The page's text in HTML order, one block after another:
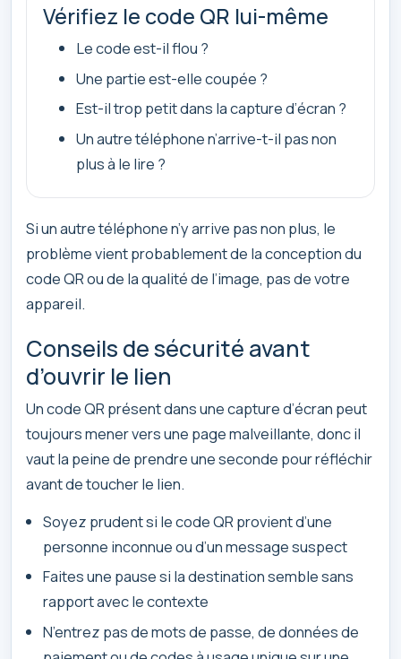
Vérifiez le code QR lui-même
Le code est-il flou ?
Une partie est-elle coupée ?
Est-il trop petit dans la capture d’écran ?
Un autre téléphone n’arrive-t-il pas non
plus à le lire ?
Si un autre téléphone n’y arrive pas non plus, le
problème vient probablement de la conception du
code QR ou de la qualité de l’image, pas de votre
appareil.
Conseils de sécurité avant
d’ouvrir le lien
Un code QR présent dans une capture d’écran peut
toujours mener vers une page malveillante, donc il
vaut la peine de prendre une seconde pour réfléchir
avant de toucher le lien.
Soyez prudent si le code QR provient d’une
personne inconnue ou d’un message suspect
Faites une pause si la destination semble sans
rapport avec le contexte
N’entrez pas de mots de passe, de données de